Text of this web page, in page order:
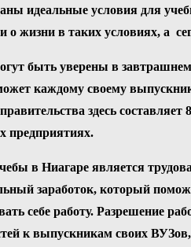
идеальные условия для
о жизни в таких условиях, а
быть уверены в
каждому своему
здесь
предприятиях.
в Ниагаре является
заработок, который
себе работу. Разрешение
к выпускникам своих